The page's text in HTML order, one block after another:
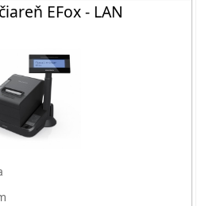
EFox - LAN